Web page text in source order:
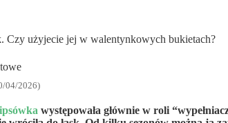
Czy użyjecie jej w walentynkowych bukietach?
04/2026)
występowała głównie w roli